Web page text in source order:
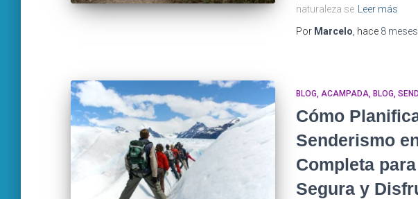
naturaleza se
Leer más
Por Marcelo , hace 8 meses
BLOG ACAMPADA BLOG
Cómo
Senderismo
Completa
Segura y